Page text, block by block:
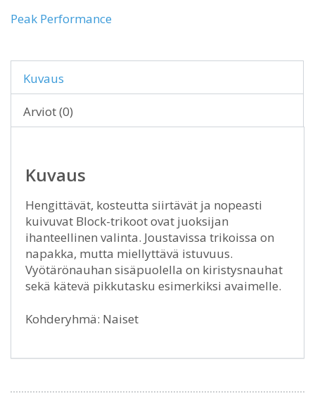
Peak Performance
Kuvaus
Arviot (0)
Kuvaus
Hengittävät, kosteutta siirtävät ja nopeasti
kuivuvat Block-trikoot ovat juoksijan
ihanteellinen valinta. Joustavissa trikoissa on
napakka, mutta miellyttävä istuvuus.
Vyötärönauhan sisäpuolella on kiristysnauhat
sekä kätevä pikkutasku esimerkiksi avaimelle.
Kohderyhmä: Naiset